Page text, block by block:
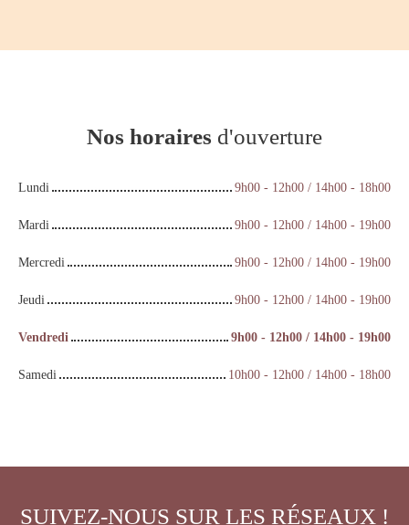
Nos horaires d'ouverture
Lundi 9h00 - 12h00 / 14h00 - 18h00
Mardi 9h00 - 12h00 / 14h00 - 19h00
Mercredi 9h00 - 12h00 / 14h00 - 19h00
Jeudi 9h00 - 12h00 / 14h00 - 19h00
Vendredi 9h00 - 12h00 / 14h00 - 19h00
Samedi 10h00 - 12h00 / 14h00 - 18h00
SUIVEZ-NOUS SUR LES RÉSEAUX !